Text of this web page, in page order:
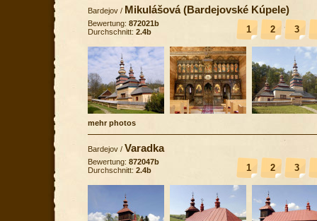
Bardejov / Mikulášová (Bardejovské Kúpele)
1 2 3
Bewertung: 872021b
Durchschnitt: 2.4b
mehr photos
Bardejov / Varadka
1 2 3
Bewertung: 872047b
Durchschnitt: 2.4b